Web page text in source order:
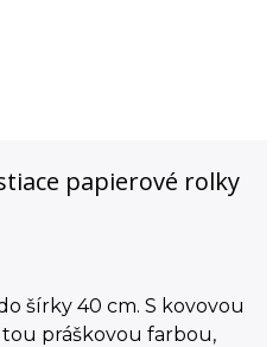
papierové rolky
šírky 40 cm. S kovovou
práškovou farbou,